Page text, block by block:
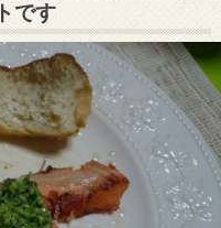
です